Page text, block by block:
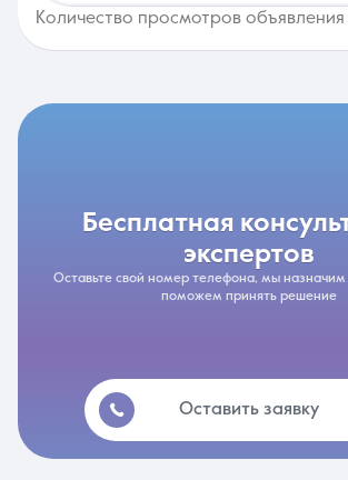
Количество просмотров объявления
бесплатная консультация
экспертов
Оставьте свой номер телефона, мы назначим
поможем принять решение
Оставить заявку